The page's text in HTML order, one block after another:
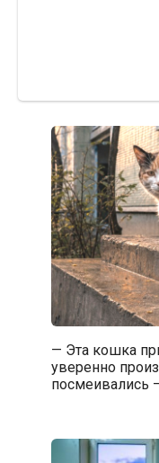
— Эта кошка
уверенно
посмеивались